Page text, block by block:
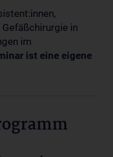
Gefäßchirurgie in
im
ist eine eigene